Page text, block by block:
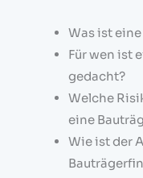
Was ist
Für wen ist
gedacht?
Welche
eine
Wie ist der